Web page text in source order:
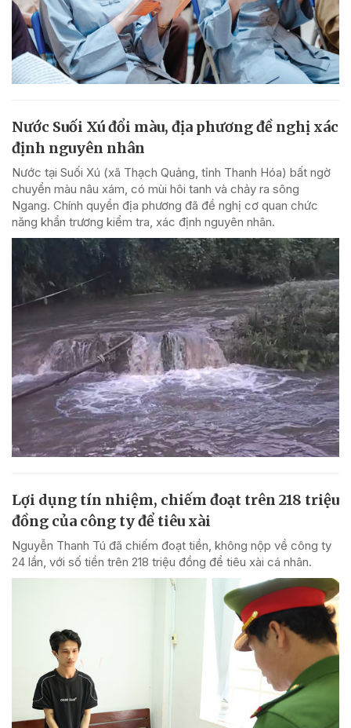
Nước Suối Xú đổi màu, địa phương đề nghị xác
định nguyên nhân
Nước tại Suối Xú (xã Thạch Quảng, tỉnh Thanh Hóa) bất ngờ
chuyển màu nâu xám, có mùi hôi tanh và chảy ra sông
Ngang. Chính quyền địa phương đã đề nghị cơ quan chức
năng khẩn trương kiểm tra, xác định nguyên nhân.
Lợi dụng tín nhiệm, chiếm đoạt trên 218 triệu
đồng của công ty để tiêu xài
Nguyễn Thanh Tú đã chiếm đoạt tiền, không nộp về công ty
24 lần, với số tiền trên 218 triệu đồng để tiêu xài cá nhân.